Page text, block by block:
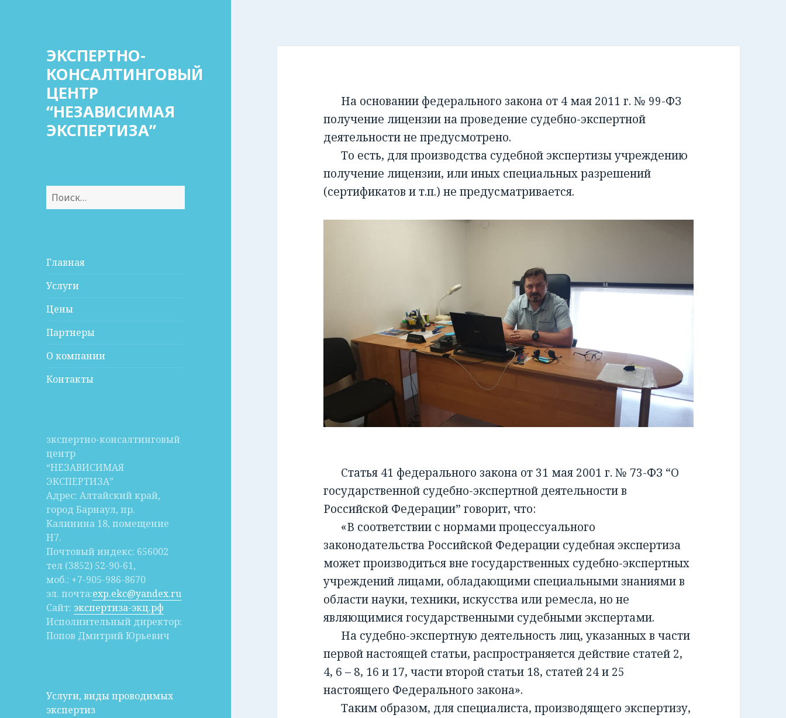
ЭКСПЕРТНО-
КОНСАЛТИНГОВЫЙ
ЦЕНТР
“НЕЗАВИСИМАЯ
ЭКСПЕРТИЗА”
Найти:
Главная
Услуги
Цены
Партнеры
О компании
Контакты
зкспертно-консалтинговый
центр
“НЕЗАВИСИМАЯ
ЭКСПЕРТИЗА”
Адрес: Алтайский край,
город Барнаул, пр.
Калинина 18, помещение
Н7.
Почтовый индекс: 656002
тел (3852) 52-90-61,
моб.: +7-905-986-8670
эл. почта:exp.ekc@yandex.ru
Сайт: экспертиза-экц.рф
Исполнительный директор:
Попов Дмитрий Юрьевич
Услуги, виды проводимых
экспертиз
На основании федерального закона от 4 мая 2011 г. № 99-ФЗ
получение лицензии на проведение судебно-экспертной
деятельности не предусмотрено.
То есть, для производства судебной экспертизы учреждению
получение лицензии, или иных специальных разрешений
(сертификатов и т.п.) не предусматривается.
Статья 41 федерального закона от 31 мая 2001 г. № 73-ФЗ “О
государственной судебно-экспертной деятельности в
Российской Федерации” говорит, что:
«В соответствии с нормами процессуального
законодательства Российской Федерации судебная экспертиза
может производиться вне государственных судебно-экспертных
учреждений лицами, обладающими специальными знаниями в
области науки, техники, искусства или ремесла, но не
являющимися государственными судебными экспертами.
На судебно-экспертную деятельность лиц, указанных в части
первой настоящей статьи, распространяется действие статей 2,
4, 6 – 8, 16 и 17, части второй статьи 18, статей 24 и 25
настоящего Федерального закона».
Таким образом, для специалиста, производящего экспертизу,